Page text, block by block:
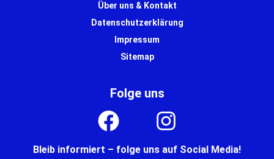
Über uns & Kontakt
Datenschutzerklärung
Impressum
Sitemap
Folge uns
Bleib informiert – folge uns auf Social Media!